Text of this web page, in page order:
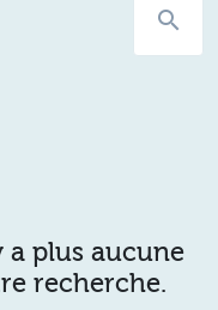
search
a plus aucune
recherche.